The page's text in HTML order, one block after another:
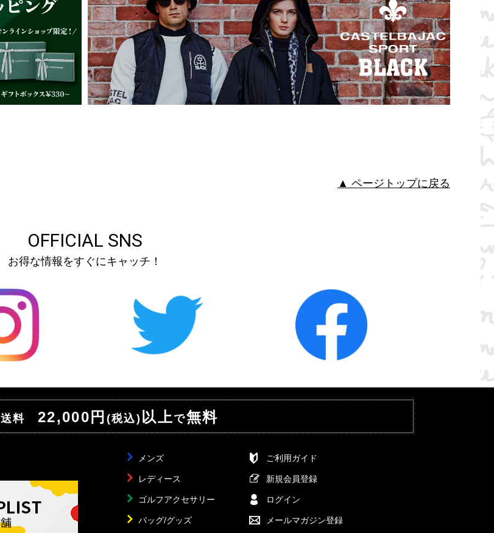
▲ ページトップに戻る
OFFICIAL SNS
お得な情報をすぐにキャッチ！
送料 22,000円 (税込) 以上で無料
メンズ
レディース
ゴルフアクセサリー
バッグ/グッズ
ご利用ガイド
新規会員登録
ログイン
メールマガジン登録